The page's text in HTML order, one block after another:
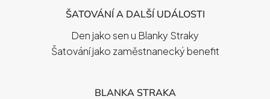
ŠATOVÁNÍ A DALŠÍ UDÁLOSTI
Den jako sen u Blanky Straky
Šatování jako zaměstnanecký benefit
BLANKA STRAKA